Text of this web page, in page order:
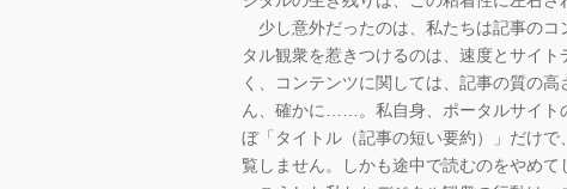
少し意外だったのは、私たちは記事のコ
タル観衆を惹きつけるのは、速度とサイ
く、コンテンツに関しては、記事の質の
ん、確かに……。私自身、ポータルサイト
ぼ「タイトル（記事の短い要約）」だけ
覧しません。しかも途中で読むのをやめて